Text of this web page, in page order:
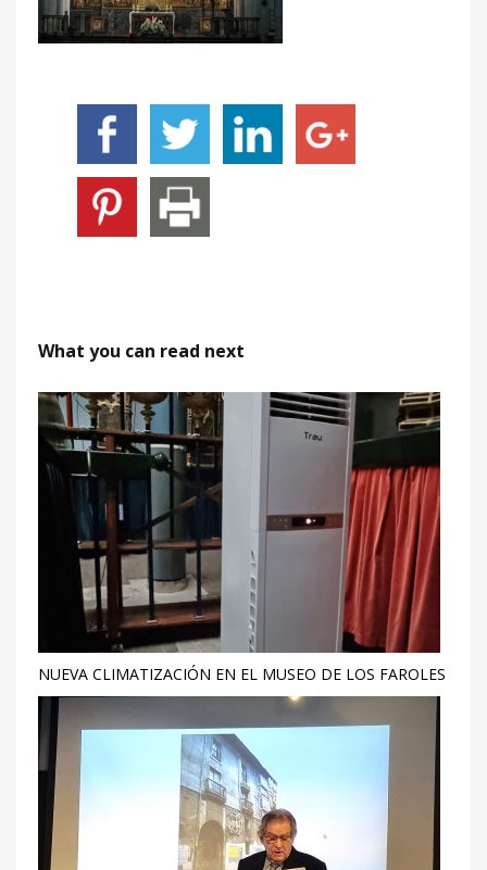
What you can read next
NUEVA CLIMATIZACIÓN EN EL MUSEO DE LOS FAROLES